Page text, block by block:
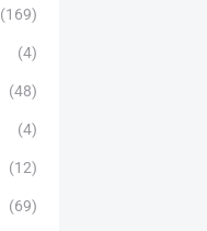
(169)
(4)
(48)
(4)
(12)
(69)